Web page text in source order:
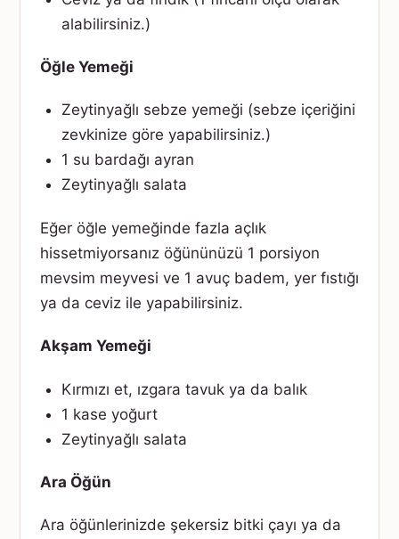
alabilirsiniz.)
Öğle Yemeği
Zeytinyağlı sebze yemeği (sebze içeriğini
zevkinize göre yapabilirsiniz.)
1 su bardağı ayran
Zeytinyağlı salata
Eğer öğle yemeğinde fazla açlık
hissetmiyorsanız öğününüzü 1 porsiyon
mevsim meyvesi ve 1 avuç badem, yer fıstığı
ya da ceviz ile yapabilirsiniz.
Akşam Yemeği
Kırmızı et, ızgara tavuk ya da balık
1 kase yoğurt
Zeytinyağlı salata
Ara Öğün
Ara öğünlerinizde şekersiz bitki çayı ya da